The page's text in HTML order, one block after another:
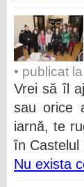
• publicat
Vrei să îl
sau orice
iarnă, te
în Castelul
Nu exista